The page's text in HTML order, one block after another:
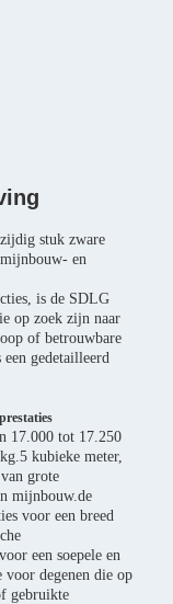
stuk zware
en
is de SDLG
op zoek zijn naar
of betrouwbare
gedetailleerd
17.000 tot 17.250
kubieke meter,
grote
mijnbouw.de
voor een breed
een soepele en
voor degenen die op
gebruikte